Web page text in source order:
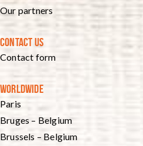
Our partners
CONTACT US
Contact form
WORLDWIDE
Paris
Bruges – Belgium
Brussels – Belgium